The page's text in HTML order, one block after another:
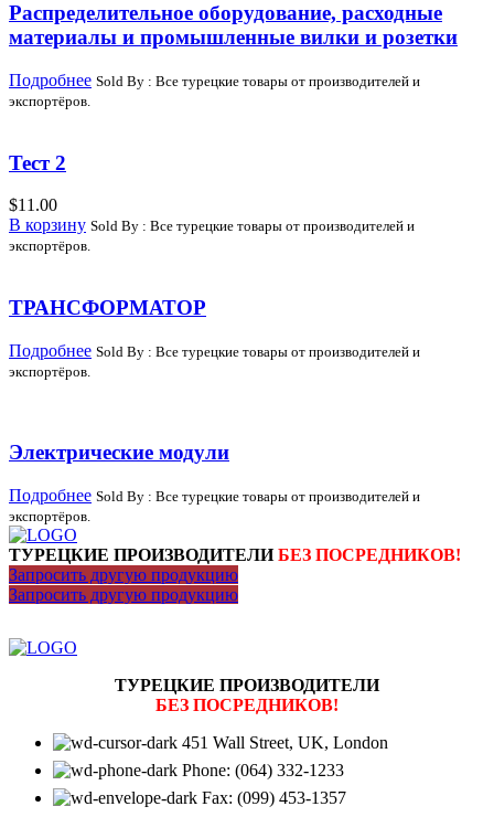
Распределительное оборудование, расходные
материалы и промышленные вилки и розетки
Подробнее Sold By : Все турецкие товары от производителей и
экспортёров.
Тест 2
$11.00
В корзину Sold By : Все турецкие товары от производителей и
экспортёров.
ТРАНСФОРМАТОР
Подробнее Sold By : Все турецкие товары от производителей и
экспортёров.
Электрические модули
Подробнее Sold By : Все турецкие товары от производителей и
экспортёров.
ТУРЕЦКИЕ ПРОИЗВОДИТЕЛИБЕЗ ПОСРЕДНИКОВ!
Запросить другую продукцию
Запросить другую продукцию
ТУРЕЦКИЕ ПРОИЗВОДИТЕЛИ
БЕЗ ПОСРЕДНИКОВ!
451 Wall Street, UK, London
Phone: (064) 332-1233
Fax: (099) 453-1357